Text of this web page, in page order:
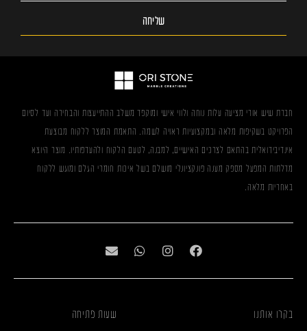
שליחה
חברת שיש אורי מציעה עלות נוחה ולווי אישי ומוקפד משלב ההתייעצות והבחירה ועד לסיום
הפרויקט בשקיפות מלאה ובמקצועיות ראויה לשמה. התאמת המוצר ללקוח מבוצעת
אינדיבידואלית בהתאם לצרכים האישיים, למבנה, לטעם הלקוח ולהעדפותיו. מוצר היוצא
מדלתות המפעל מספק מענה פונקציונלי מושלם בשל איכות חומרי הגלם ומוגש ללקוח
באחריות מלאה.
בקרו אותנו שעות פתיחה